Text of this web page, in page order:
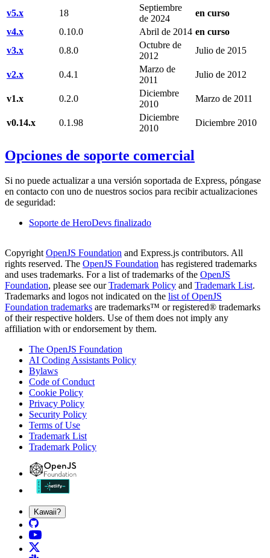
v5.x
18
Septiembre
de 2024
en curso
v4.x
0.10.0 Abril de 2014 en curso
v3.x
0.8.0
Octubre de
2012
Julio de 2015
v2.x 0.4.1
Marzo de
2011
Julio de 2012
v1.x 0.2.0
Diciembre
2010
Marzo de 2011
v0.14.x 0.1.98
Diciembre
2010
Diciembre 2010
Opciones de soporte comercial
Si no puede actualizar a una versión soportada de Express, póngase
en contacto con uno de nuestros socios para recibir actualizaciones
de seguridad:
Soporte de HeroDevs finalizado
CopyrightOpenJS Foundation and Express.js contributors. All
rights reserved. The OpenJS Foundation has registered trademarks
and uses trademarks. For a list of trademarks of the OpenJS
Foundation, please see ourTrademark Policy and Trademark List.
Trademarks and logos not indicated on the list of OpenJS
Foundation trademarks are trademarks™ or registered® trademarks
of their respective holders. Use of them does not imply any
affiliation with or endorsement by them.
The OpenJS Foundation
AI Coding Assistants Policy
Bylaws
Code of Conduct
Cookie Policy
Privacy Policy
Security Policy
Terms of Use
Trademark List
Trademark Policy
Kawaii?